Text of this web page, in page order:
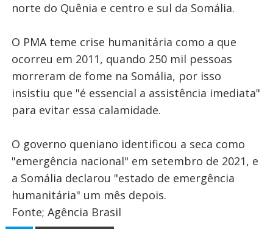
norte do Quênia e centro e sul da Somália.
O PMA teme crise humanitária como a que
ocorreu em 2011, quando 250 mil pessoas
morreram de fome na Somália, por isso
insistiu que "é essencial a assistência imediata"
para evitar essa calamidade.
O governo queniano identificou a seca como
"emergência nacional" em setembro de 2021, e
a Somália declarou "estado de emergência
humanitária" um mês depois.
Fonte; Agência Brasil